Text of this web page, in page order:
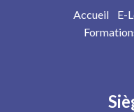
Accueil E-